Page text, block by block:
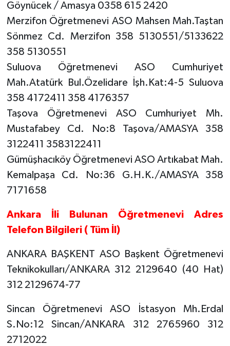
Göynücek / Amasya 0358 615 2420
Merzifon Öğretmenevi ASO Mahsen Mah.Taştan
Sönmez Cd. Merzifon 358 5130551/5133622
358 5130551
Suluova Öğretmenevi ASO Cumhuriyet
Mah.Atatürk Bul.Özelidare İşh.Kat:4-5 Suluova
358 4172411 358 4176357
Taşova Öğretmenevi ASO Cumhuriyet Mh.
Mustafabey Cd. No:8 Taşova/AMASYA 358
3122411 3583122411
Gümüşhacıköy Öğretmenevi ASO Artıkabat Mah.
Kemalpaşa Cd. No:36 G.H.K./AMASYA 358
7171658
Ankara İli Bulunan Öğretmenevi Adres
Telefon Bilgileri ( Tüm İl)
ANKARA BAŞKENT ASO Başkent Öğretmenevi
Teknikokulları/ANKARA 312 2129640 (40 Hat)
312 2129674-77
Sincan Öğretmenevi ASO İstasyon Mh.Erdal
S.No:12 Sincan/ANKARA 312 2765960 312
2712022